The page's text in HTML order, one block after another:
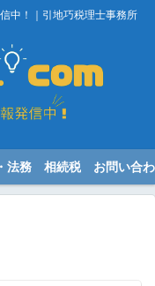
！｜引地巧税理士事務所
法務 相続税 お問い合